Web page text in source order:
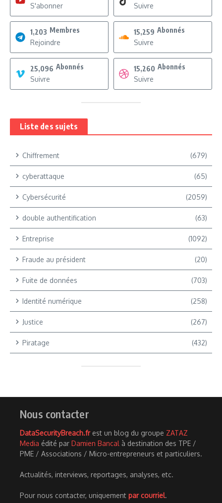
S'abonner
Suivre
1,203 Membres
Rejoindre
15,259 Abonnés
Suivre
25,096 Abonnés
Suivre
15,260 Abonnés
Suivre
Liste des sujets
Chiffrement (679)
cyberattaque (65)
Cybersécurité (2059)
double authentification (63)
Entreprise (1092)
Fraude au président (20)
Fuite de données (703)
Identité numérique (258)
Justice (267)
Piratage (432)
Nous contacter
DataSecurityBreach.frest un blog du groupe ZATAZ
Media édité par Damien Bancal à destination des TPE /
PME / Associations / Micro-entrepreneurs et particuliers.
Actualités, interviews, reportages, analyses, etc.
Pour nous contacter, uniquement par courriel.